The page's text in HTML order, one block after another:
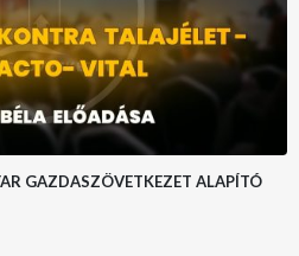
GAZDASZÖVETKEZET ALAPÍTÓ